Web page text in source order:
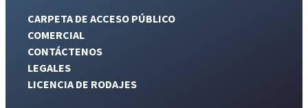
CARPETA DE ACCESO PÚBLICO
COMERCIAL
CONTÁCTENOS
LEGALES
LICENCIA DE RODAJES